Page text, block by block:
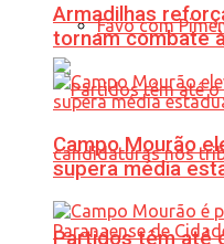
Favo com
Partidos têm até
Armadilhas
tornam combate
Campo Mourão
supera média